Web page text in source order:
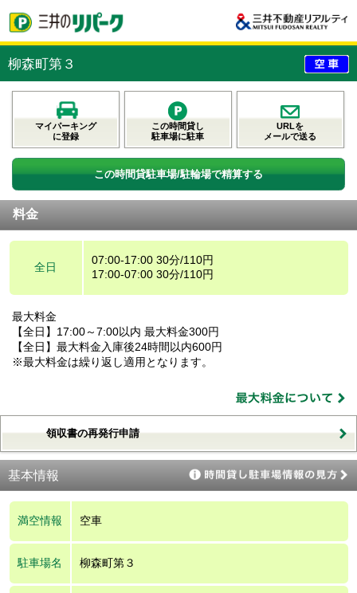
柳森町第３
マイパーキング
に登録
この時間貸し
駐車場に駐車
URLを
メールで送る
この時間貸駐車場/駐輪場で精算する
料金
全日
07:00-17:00 30分/110円
17:00-07:00 30分/110円
最大料金
【全日】17:00～7:00以内 最大料金300円
【全日】最大料金入庫後24時間以内600円
※最大料金は繰り返し適用となります。
領収書の再発行申請
基本情報
満空情報 空車
駐車場名 柳森町第３